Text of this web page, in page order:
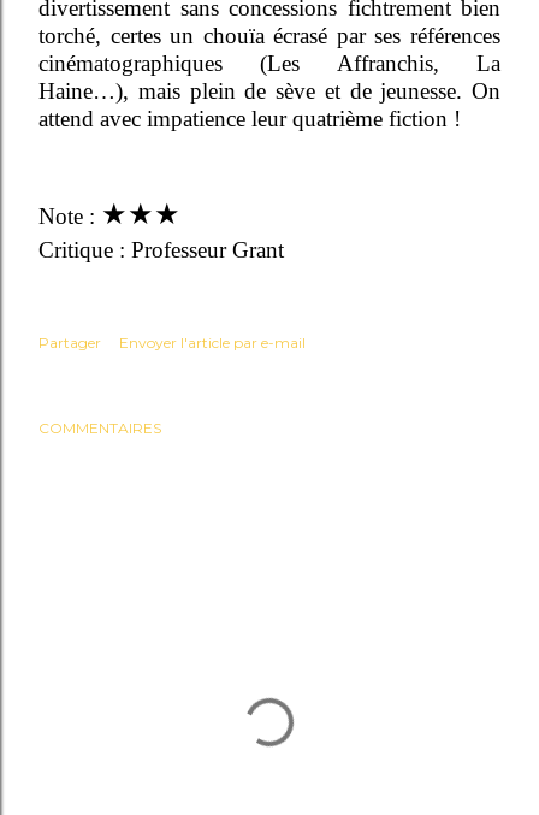
divertissement sans concessions fichtrement bien
torché, certes un chouïa écrasé par ses références
cinématographiques (Les Affranchis, La
Haine…), mais plein de sève et de jeunesse. On
attend avec impatience leur quatrième fiction !
Note : ★★★
Critique : Professeur Grant
Partager Envoyer l'article par e-mail
COMMENTAIRES